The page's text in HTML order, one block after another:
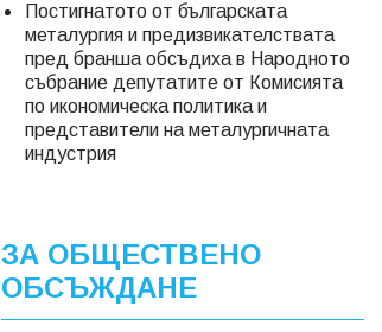
Постигнатото от българската
металургия и предизвикателствата
пред бранша обсъдиха в Народното
събрание депутатите от Комисията
по икономическа политика и
представители на металургичната
индустрия
ЗА ОБЩЕСТВЕНО
ОБСЪЖДАНЕ